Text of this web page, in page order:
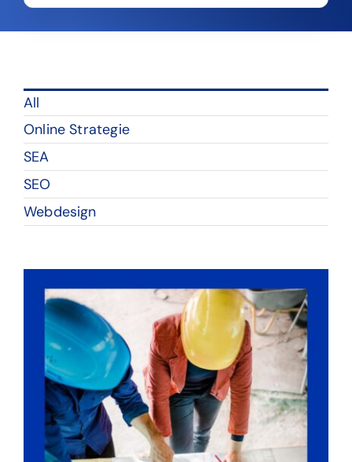
All
Online Strategie
SEA
SEO
Webdesign
7 X Return On Ad Spending
– Stukadoor Almere